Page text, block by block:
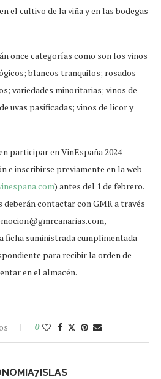
el cultivo de la viña y en las bodegas
once categorías como son los vinos
blancos tranquilos; rosados
variedades minoritarias; vinos de
uvas pasificadas; vinos de licor y
participar en VinEspaña 2024
e inscribirse previamente en la web
) antes del 1 de febrero.
contactar con GMR a través
ficha suministrada cumplimentada
para recibir la orden de
en el almacén.
0